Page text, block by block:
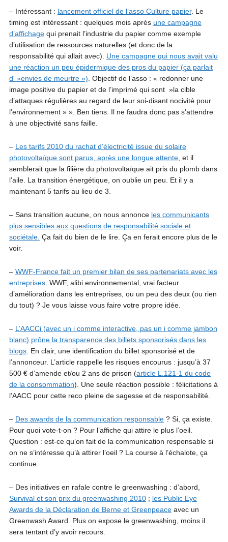
– Intéressant : lancement officiel de l’asso Culture papier. Le
timing est intéressant : quelques mois après une campagne
d’affichagequi prenait l’industrie du papier comme exemple
d’utilisation de ressources naturelles (et donc de la
responsabilité qui allait avec). Une campagne qui nous avait valu
une réaction un peu épidermique des pros du papier (ça parlait
d' »envies de meurtre ») . Objectif de l’asso : « redonner une
image positive du papier et de l’imprimé qui sont »la cible
d’attaques régulières au regard de leur soi-disant nocivité pour
l’environnement » ». Ben tiens. Il ne faudra donc pas s’attendre
à une objectivité sans faille.
– Les tarifs 2010 du rachat d’électricité issue du solaire
photovoltaïque sont parus, après une longue attente, et il
semblerait que la filière du photovoltaïque ait pris du plomb dans
l’aile. La transition énergétique, on oublie un peu. Et il y a
maintenant 5 tarifs au lieu de 3.
– Sans transition aucune, on nous annonce les communicants
plus sensibles aux questions de responsabilité sociale et
sociétale. Ça fait du bien de le lire. Ça en ferait encore plus de le
voir.
– WWF-France fait un premier bilan de ses partenariats avec les
entreprises. WWF, alibi environnemental, vrai facteur
d’amélioration dans les entreprises, ou un peu des deux (ou rien
du tout) ? Je vous laisse vous faire votre propre idée.
– L’AACCi (avec un i comme interactive, pas un i comme jambon
blanc) prône la transparence des billets sponsorisés dans les
blogs. En clair, une identification du billet sponsorisé et de
l’annonceur. L’article rappelle les risques encourus : jusqu’à 37
500 € d’amende et/ou 2 ans de prison (article L.121-1 du code
de la consommation). Une seule réaction possible : félicitations à
l’AACC pour cette reco pleine de sagesse et de responsabilité.
– Des awards de la communication responsable? Si, ça existe.
Pour quoi vote-t-on ? Pour l’affiche qui attire le plus l’oeil.
Question : est-ce qu’on fait de la communication responsable si
on ne s’intéresse qu’à attirer l’oeil ? La course à l’échalote, ça
continue.
– Des initiatives en rafale contre le greenwashing : d’abord,
Survival et son prix du greenwashing 2010; les Public Eye
Awards de la Déclaration de Berne et Greenpeaceavec un
Greenwash Award. Plus on expose le greenwashing, moins il
sera tentant d’y avoir recours.